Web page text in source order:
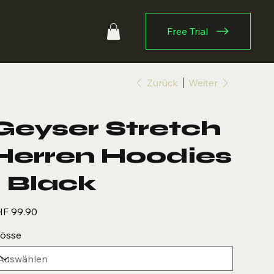
Free Trial
Zurück Weiter
Stretch
Hoodies
Black
99.90